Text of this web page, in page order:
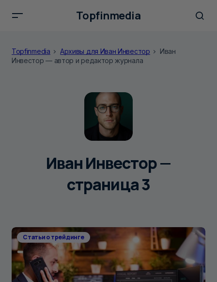
Topfinmedia
Topfinmedia Архивы для Иван Инвестор
Иван
Инвестор — автор и редактор журнала
Иван Инвестор —
страница 3
Статьи о трейдинге